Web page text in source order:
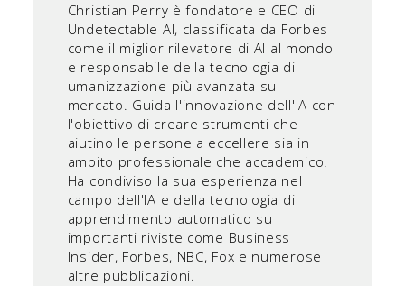
Christian Perry è fondatore e CEO di
Undetectable AI, classificata da Forbes
come il miglior rilevatore di AI al mondo
e responsabile della tecnologia di
umanizzazione più avanzata sul
mercato. Guida l'innovazione dell'IA con
l'obiettivo di creare strumenti che
aiutino le persone a eccellere sia in
ambito professionale che accademico.
Ha condiviso la sua esperienza nel
campo dell'IA e della tecnologia di
apprendimento automatico su
importanti riviste come Business
Insider, Forbes, NBC, Fox e numerose
altre pubblicazioni.